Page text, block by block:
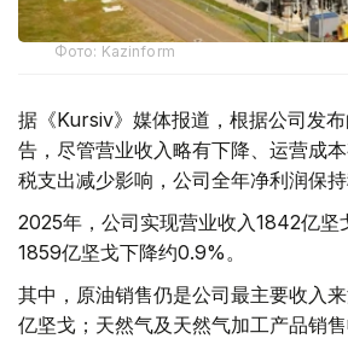
Фото: Kazinform
据《Kursiv》媒体报道，根据公司发
告，尽管营业收入略有下降、运营成
税支出减少影响，公司全年净利润保持
2025年，公司实现营业收入1842亿坚
1859亿坚戈下降约0.9%。
其中，原油销售仍是公司最主要收入
亿坚戈；天然气及天然气加工产品销